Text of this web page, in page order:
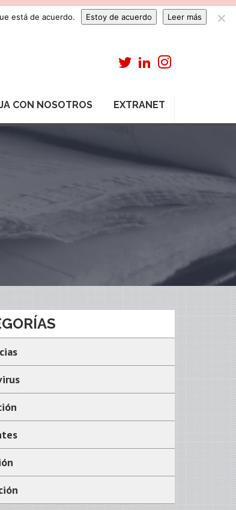
CON NOSOTROS EXTRANET
está de acuerdo. Estoy de acuerdo Leer más